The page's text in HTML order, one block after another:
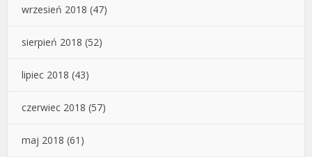
wrzesień 2018 (47)
sierpień 2018 (52)
lipiec 2018 (43)
czerwiec 2018 (57)
maj 2018 (61)